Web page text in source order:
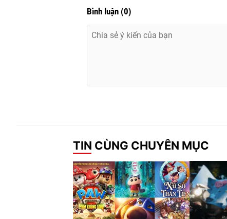
Bình luận (0)
TIN CÙNG CHUYÊN MỤC